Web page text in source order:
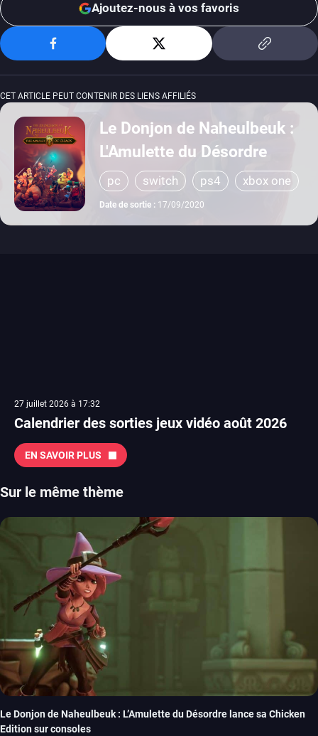
Ajoutez-nous à vos favoris
CET ARTICLE PEUT CONTENIR DES LIENS AFFILIÉS
Le Donjon de Naheulbeuk :
L'Amulette du Désordre
pc switch ps4 xbox one
Date de sortie : 17/09/2020
27 juillet 2026 à 17:32
Calendrier des sorties jeux vidéo août 2026
EN SAVOIR PLUS
Sur le même thème
Le Donjon de Naheulbeuk : L’Amulette du Désordre lance sa Chicken
Edition sur consoles